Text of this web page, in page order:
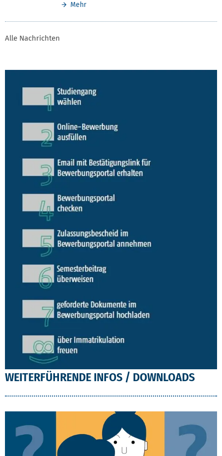
Mehr
Alle Nachrichten
WEITERFÜHRENDE INFOS / DOWNLOADS